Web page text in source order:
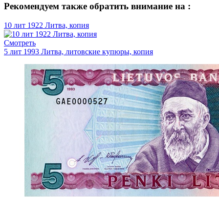
Рекомендуем также обратить внимание на :
10 лит 1922 Литва, копия
Смотреть
5 лит 1993 Литва, литовские купюры, копия